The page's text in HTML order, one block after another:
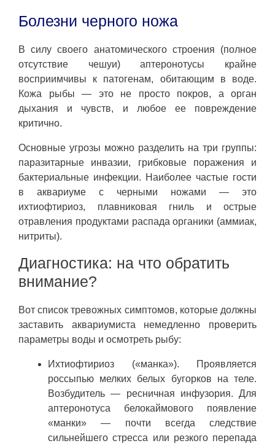
Болезни черного ножа
В силу своего анатомического строения (полное
отсутствие чешуи) аптеронотусы крайне
восприимчивы к патогенам, обитающим в воде.
Кожа рыбы — это не просто покров, а орган
дыхания и чувств, и любое ее повреждение
критично.
Основные угрозы можно разделить на три группы:
паразитарные инвазии, грибковые поражения и
бактериальные инфекции. Наиболее частые гости
в аквариуме с черными ножами — это
ихтиофтириоз, плавниковая гниль и острые
отравления продуктами распада органики (аммиак,
нитриты).
Диагностика: на что обратить
внимание?
Вот список тревожных симптомов, которые должны
заставить аквариумиста немедленно проверить
параметры воды и осмотреть рыбу:
Ихтиофтириоз («манка»). Проявляется
россыпью мелких белых бугорков на теле.
Возбудитель — ресничная инфузория. Для
аптеронотуса белокаймового появление
«манки» — почти всегда следствие
сильнейшего стресса или резкого перепада